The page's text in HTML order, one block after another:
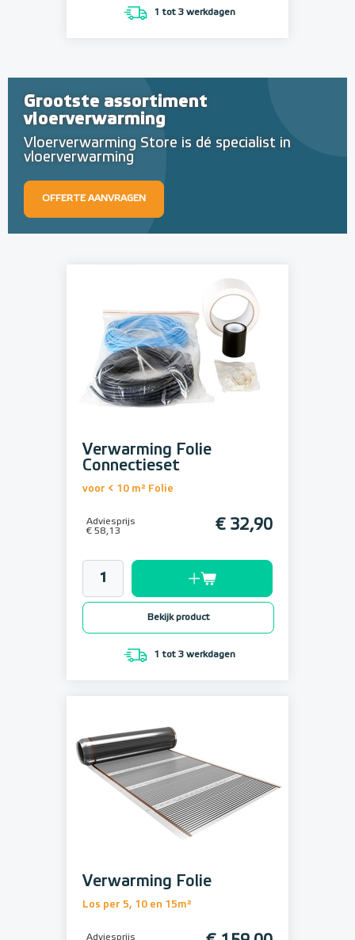
1 tot 3 werkdagen
Grootste assortiment
vloerverwarming
Vloerverwarming Store is dé specialist in
vloerverwarming
OFFERTE AANVRAGEN
Verwarming Folie
Connectieset
voor < 10 m² Folie
Adviesprijs
€ 58,13
€ 32,90
Bekijk product
1 tot 3 werkdagen
Verwarming Folie
Los per 5, 10 en 15m²
Adviesprijs